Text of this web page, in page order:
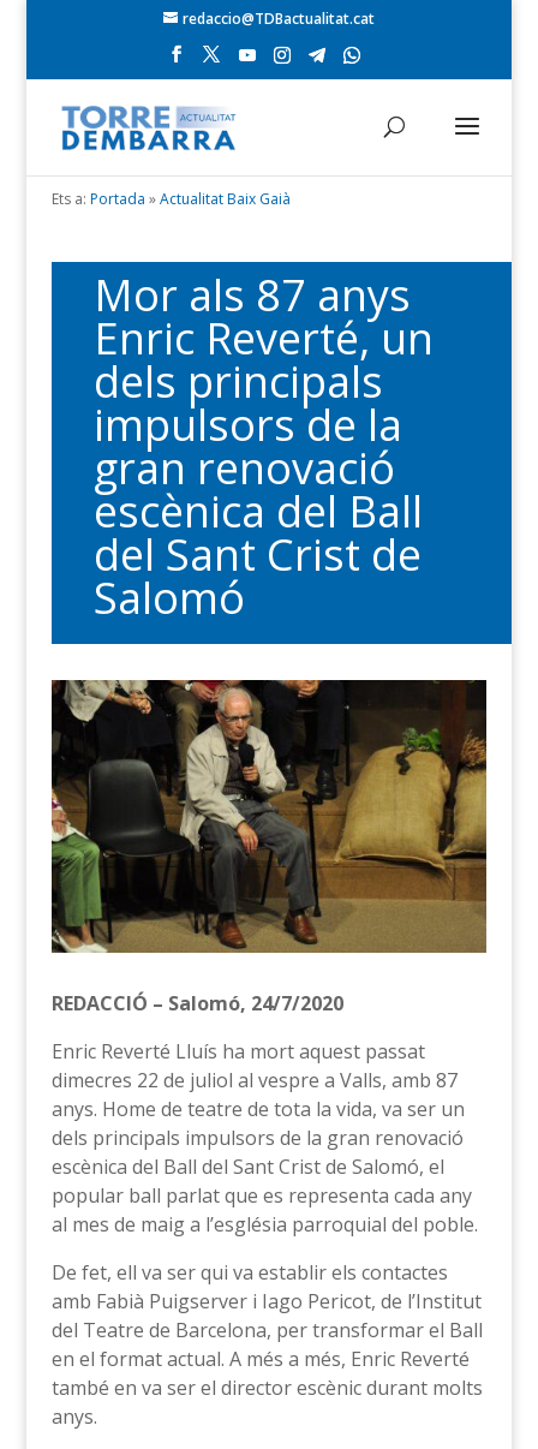
redaccio@TDBactualitat.cat
Ets a: Portada »Actualitat Baix Gaià
Mor als 87 anys
Enric Reverté, un
dels principals
impulsors de la
gran renovació
escènica del Ball
del Sant Crist de
Salomó
REDACCIÓ – Salomó, 24/7/2020
Enric Reverté Lluís ha mort aquest passat
dimecres 22 de juliol al vespre a Valls, amb 87
anys. Home de teatre de tota la vida, va ser un
dels principals impulsors de la gran renovació
escènica del Ball del Sant Crist de Salomó, el
popular ball parlat que es representa cada any
al mes de maig a l’església parroquial del poble.
De fet, ell va ser qui va establir els contactes
amb Fabià Puigserver i Iago Pericot, de l’Institut
del Teatre de Barcelona, per transformar el Ball
en el format actual. A més a més, Enric Reverté
també en va ser el director escènic durant molts
anys.